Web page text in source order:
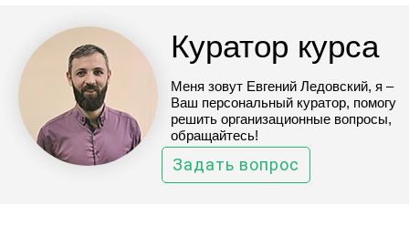
Куратор курса
Меня зовут Евгений Ледовский, я –
Ваш персональный куратор, помогу
решить организационные вопросы,
обращайтесь!
Задать вопрос